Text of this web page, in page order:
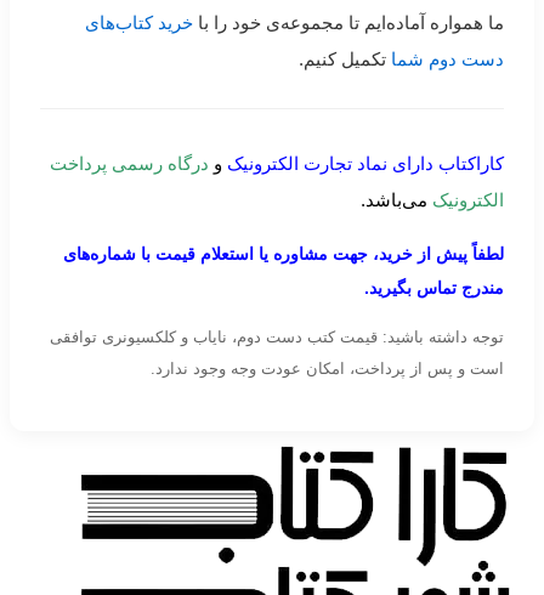
ما همواره آماده‌ایم تا مجموعه‌ی خود را با خرید کتاب‌های
دست دوم شما تکمیل کنیم.
کاراکتاب دارای نماد تجارت الکترونیک و درگاه رسمی پرداخت
الکترونیک می‌باشد.
لطفاً پیش از خرید، جهت مشاوره یا استعلام قیمت با شماره‌های
مندرج تماس بگیرید.
توجه داشته باشید: قیمت کتب دست دوم، نایاب و کلکسیونری توافقی
است و پس از پرداخت، امکان عودت وجه وجود ندارد.